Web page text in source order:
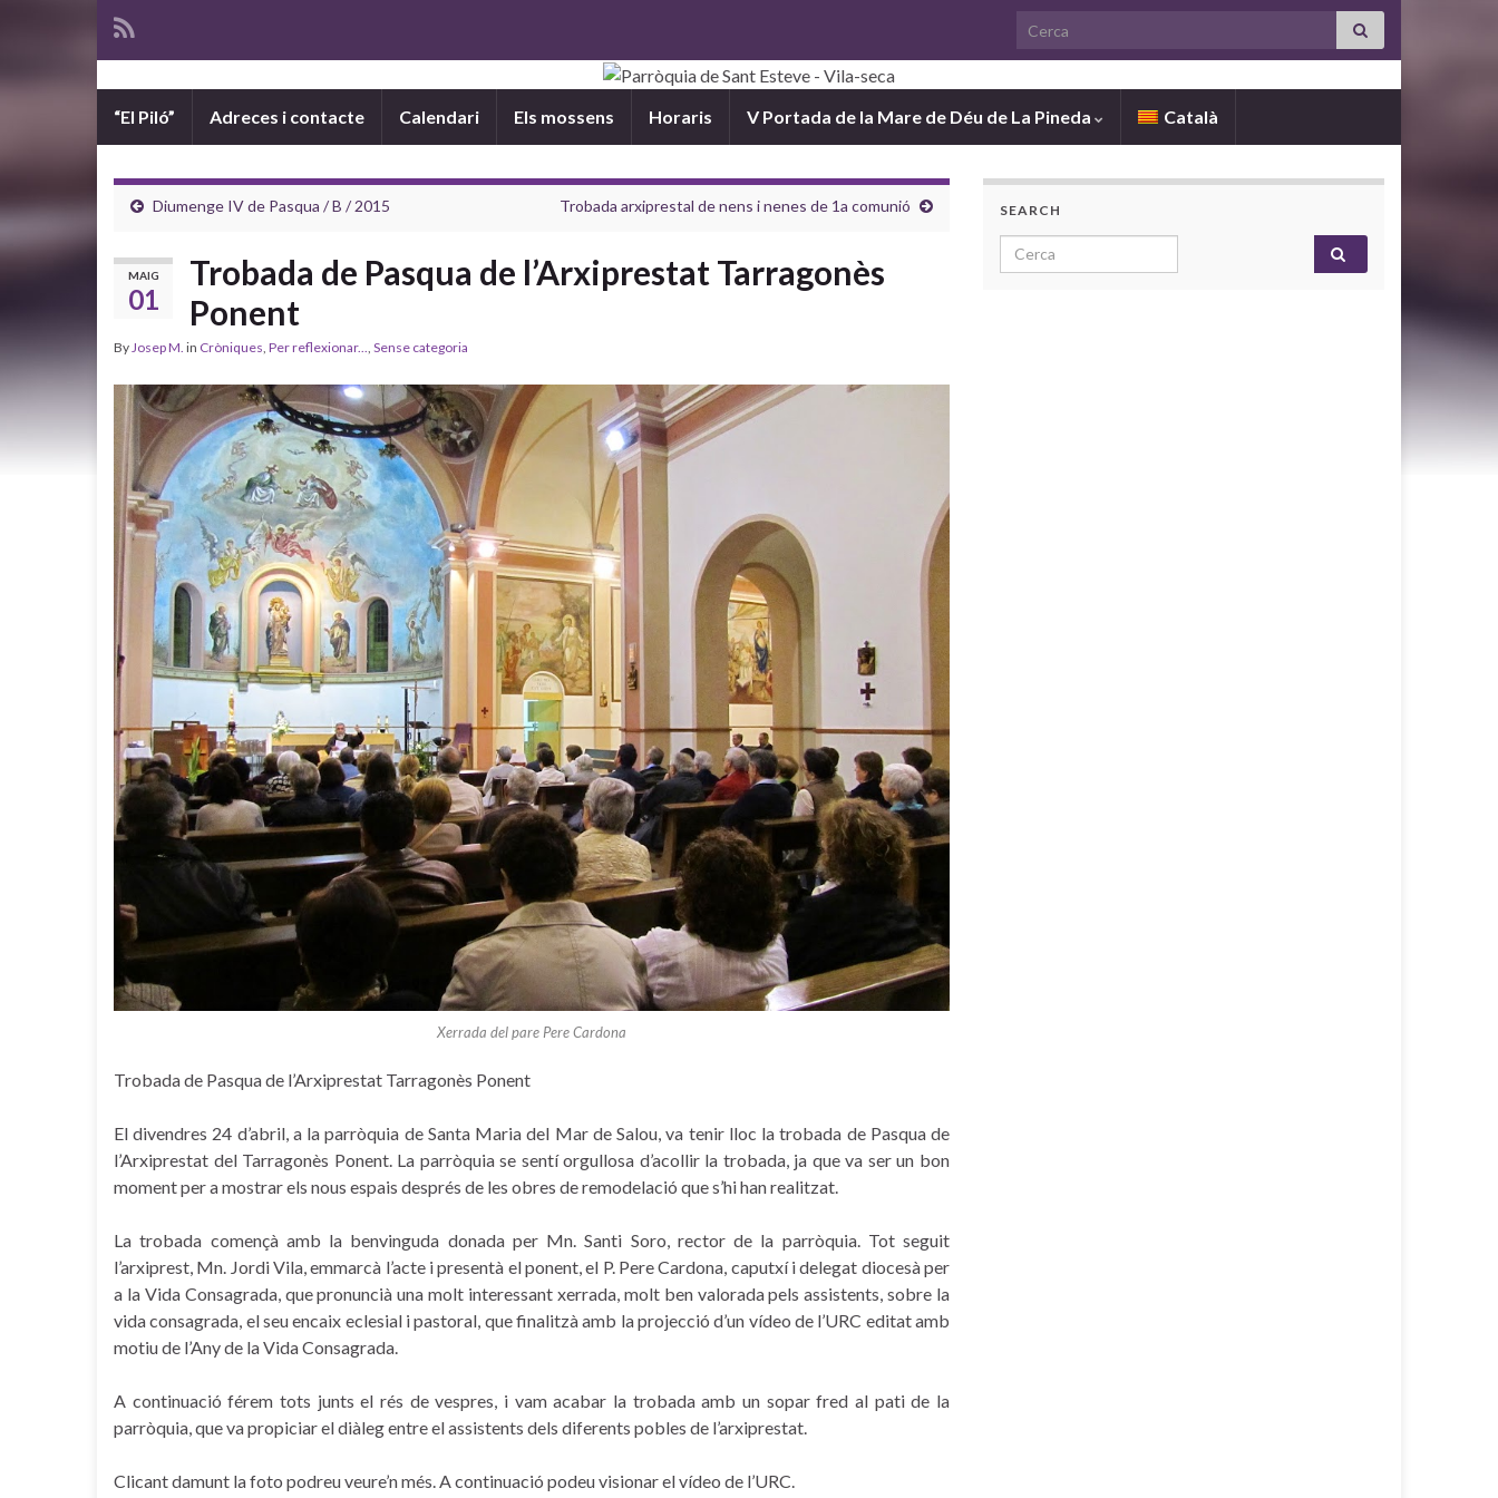
Search for:
“El Piló” Adreces i contacte Calendari Els mossens Horaris V Portada de la Mare de Déu de La Pineda Català
Diumenge IV de Pasqua / B / 2015 Trobada arxiprestal de nens i nenes de 1a comunió
MAIG
01
Trobada de Pasqua de l’Arxiprestat Tarragonès
Ponent
By Josep M. in Cròniques Per reflexionar... Sense categoria
Xerrada del pare Pere Cardona
Trobada de Pasqua de l’Arxiprestat Tarragonès Ponent
El divendres 24 d’abril, a la parròquia de Santa Maria del Mar de Salou, va tenir lloc la trobada de Pasqua de
l’Arxiprestat del Tarragonès Ponent. La parròquia se sentí orgullosa d’acollir la trobada, ja que va ser un bon
moment per a mostrar els nous espais després de les obres de remodelació que s’hi han realitzat.
La trobada començà amb la benvinguda donada per Mn. Santi Soro, rector de la parròquia. Tot seguit
l’arxiprest, Mn. Jordi Vila, emmarcà l’acte i presentà el ponent, el P. Pere Cardona, caputxí i delegat diocesà per
a la Vida Consagrada, que pronuncià una molt interessant xerrada, molt ben valorada pels assistents, sobre la
vida consagrada, el seu encaix eclesial i pastoral, que finalitzà amb la projecció d’un vídeo de l’URC editat amb
motiu de l’Any de la Vida Consagrada.
A continuació férem tots junts el rés de vespres, i vam acabar la trobada amb un sopar fred al pati de la
parròquia, que va propiciar el diàleg entre el assistents dels diferents pobles de l’arxiprestat.
Clicant damunt la foto podreu veure’n més. A continuació podeu visionar el vídeo de l’URC.
SEARCH
Search for: